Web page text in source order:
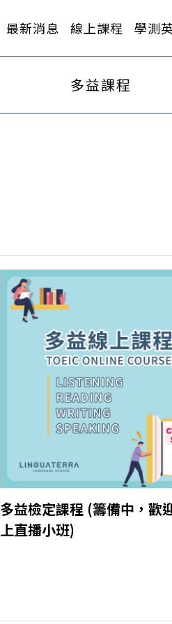
最新消息 線上課程 學測
多益課程
多益檢定課程 (籌備中，歡
上直播小班)